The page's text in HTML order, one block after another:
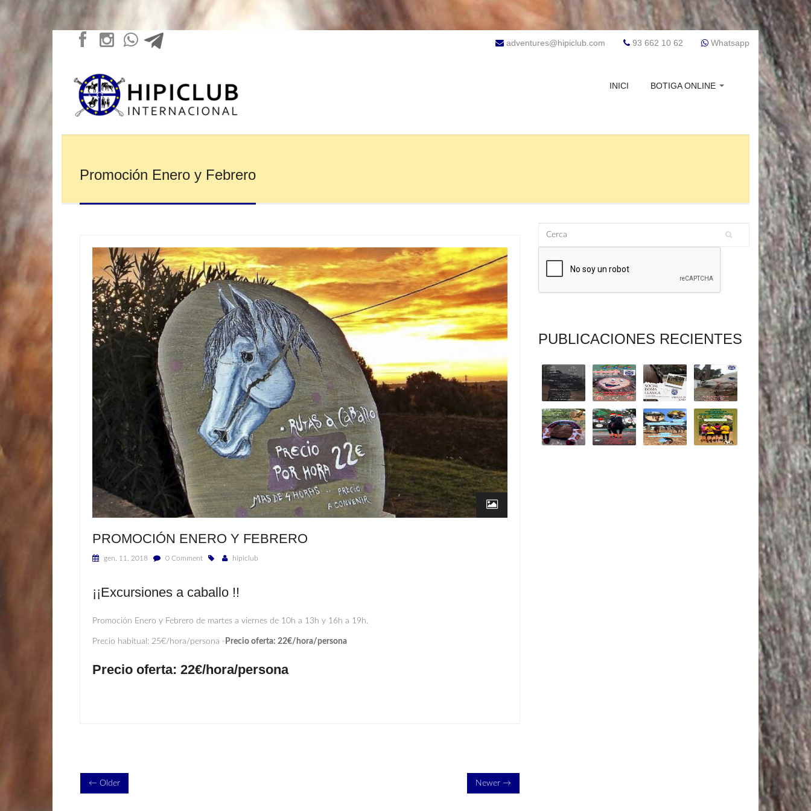
adventures@hipiclub.com 93 662 10 62 Whatsapp
INICI BOTIGA ONLINE
Promoción Enero y Febrero
PROMOCIÓN ENERO Y FEBRERO
gen. 11, 2018 0 Comment hipiclub
¡¡Excursiones a caballo !!
Promoción Enero y Febrero de martes a viernes de 10h a 13h y 16h a 19h.
Precio habitual: 25€/hora/persona - Precio oferta: 22€/hora/persona
Precio oferta: 22€/hora/persona
← Older Newer →
Cerca
PUBLICACIONES RECIENTES